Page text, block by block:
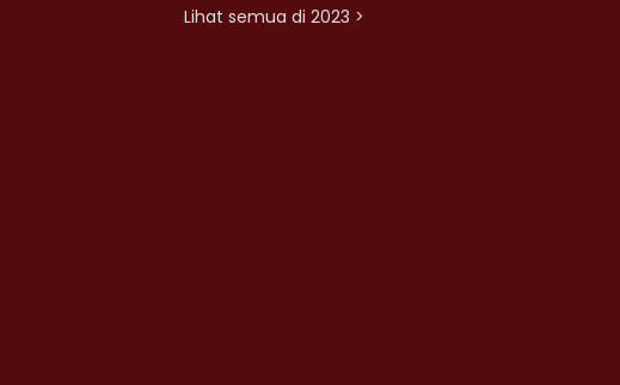
Lihat semua di 2023 >